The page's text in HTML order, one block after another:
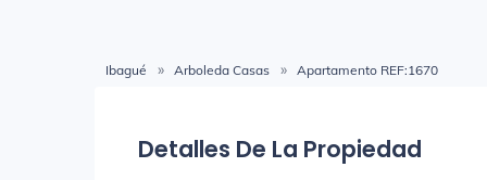
Ibagué Arboleda Casas Apartamento REF:1670
Detalles De La Propiedad